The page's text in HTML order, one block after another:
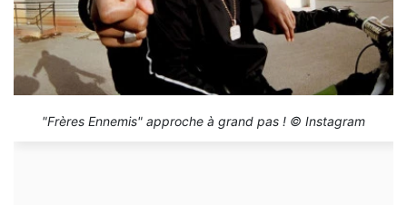
"Frères Ennemis" approche à grand pas ! © Instagram